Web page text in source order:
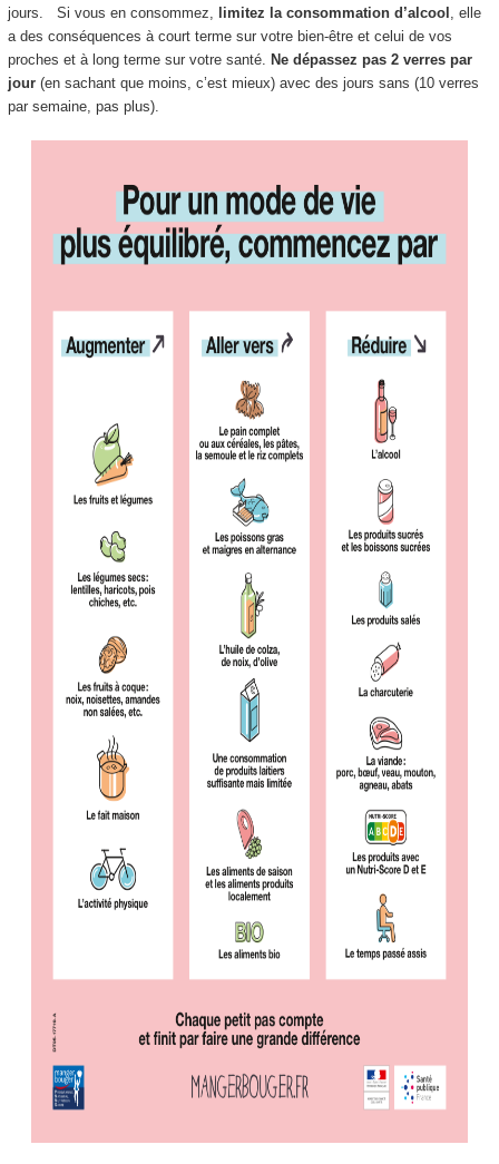
jours. Si vous en consommez,
limitez la consommation d’alcool , elle
a des conséquences à court terme sur votre bien-être et celui de vos
proches et à long terme sur votre santé. Ne dépassez pas 2 verres par
jour(en sachant que moins, c’est mieux) avec des jours sans (10 verres
par semaine, pas plus).